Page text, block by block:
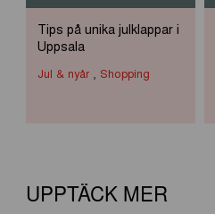
Tips på unika julklappar i
Uppsala
Jul & nyår , Shopping
UPPTÄCK MER